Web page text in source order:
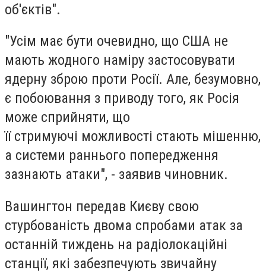
об'єктів".
"Усім має бути очевидно, що США не
мають жодного наміру застосовувати
ядерну зброю проти Росії. Але, безумовно,
є побоювання з приводу того, як Росія
може сприйняти, що
її стримуючі можливості стають мішенню,
а системи раннього попередження
зазнають атаки", - заявив чиновник.
Вашингтон передав Києву свою
стурбованість двома спробами атак за
останній тиждень на радіолокаційні
станції, які забезпечують звичайну